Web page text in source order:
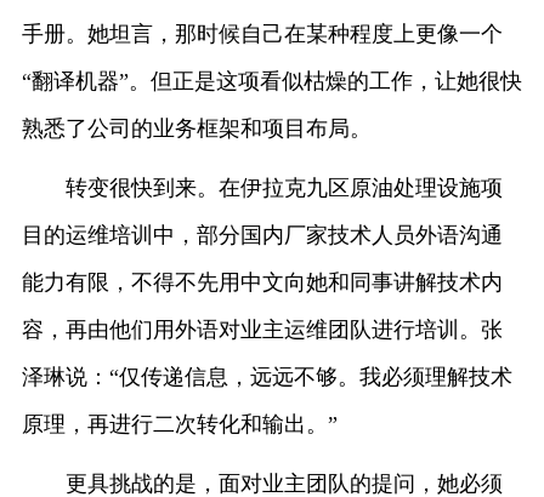
手册。她坦言，那时候自己在某种程度上更像一个
“翻译机器”。但正是这项看似枯燥的工作，让她很快
熟悉了公司的业务框架和项目布局。
转变很快到来。在伊拉克九区原油处理设施项
目的运维培训中，部分国内厂家技术人员外语沟通
能力有限，不得不先用中文向她和同事讲解技术内
容，再由他们用外语对业主运维团队进行培训。张
泽琳说：“仅传递信息，远远不够。我必须理解技术
原理，再进行二次转化和输出。”
更具挑战的是，面对业主团队的提问，她必须